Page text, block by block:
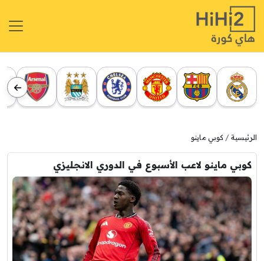
الرئيسية كوبي ماينو
كوبي ماينو لاعب الأسبوع في الدوري الانجليزي